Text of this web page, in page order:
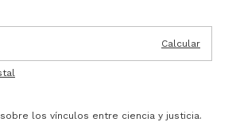
Calcular
sobre los vínculos entre ciencia y justicia.